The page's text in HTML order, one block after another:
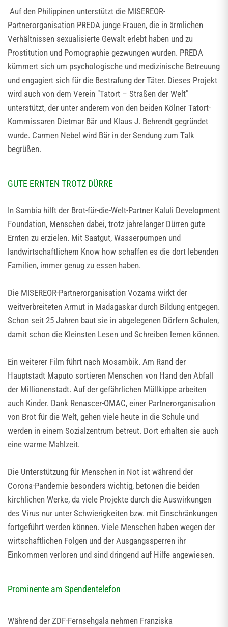
Auf den Philippinen unterstützt die MISEREOR-
Partnerorganisation PREDA junge Frauen, die in ärmlichen
Verhältnissen sexualisierte Gewalt erlebt haben und zu
Prostitution und Pornographie gezwungen wurden. PREDA
kümmert sich um psychologische und medizinische Betreuung
und engagiert sich für die Bestrafung der Täter. Dieses Projekt
wird auch von dem Verein "Tatort – Straßen der Welt"
unterstützt, der unter anderem von den beiden Kölner Tatort-
Kommissaren Dietmar Bär und Klaus J. Behrendt gegründet
wurde. Carmen Nebel wird Bär in der Sendung zum Talk
begrüßen.
GUTE ERNTEN TROTZ DÜRRE
In Sambia hilft der Brot-für-die-Welt-Partner Kaluli Development
Foundation, Menschen dabei, trotz jahrelanger Dürren gute
Ernten zu erzielen. Mit Saatgut, Wasserpumpen und
landwirtschaftlichem Know how schaffen es die dort lebenden
Familien, immer genug zu essen haben.
Die MISEREOR-Partnerorganisation Vozama wirkt der
weitverbreiteten Armut in Madagaskar durch Bildung entgegen.
Schon seit 25 Jahren baut sie in abgelegenen Dörfern Schulen,
damit schon die Kleinsten Lesen und Schreiben lernen können.
Ein weiterer Film führt nach Mosambik. Am Rand der
Hauptstadt Maputo sortieren Menschen von Hand den Abfall
der Millionenstadt. Auf der gefährlichen Müllkippe arbeiten
auch Kinder. Dank Renascer-OMAC, einer Partnerorganisation
von Brot für die Welt, gehen viele heute in die Schule und
werden in einem Sozialzentrum betreut. Dort erhalten sie auch
eine warme Mahlzeit.
Die Unterstützung für Menschen in Not ist während der
Corona-Pandemie besonders wichtig, betonen die beiden
kirchlichen Werke, da viele Projekte durch die Auswirkungen
des Virus nur unter Schwierigkeiten bzw. mit Einschränkungen
fortgeführt werden können. Viele Menschen haben wegen der
wirtschaftlichen Folgen und der Ausgangssperren ihr
Einkommen verloren und sind dringend auf Hilfe angewiesen.
Prominente am Spendentelefon
Während der ZDF-Fernsehgala nehmen Franziska